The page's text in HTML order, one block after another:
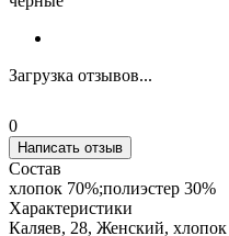
Загрузка отзывов...
0
Написать отзыв
Состав
хлопок 70%;полиэстер 30%
Характеристики
Каляев, 28, Женский,